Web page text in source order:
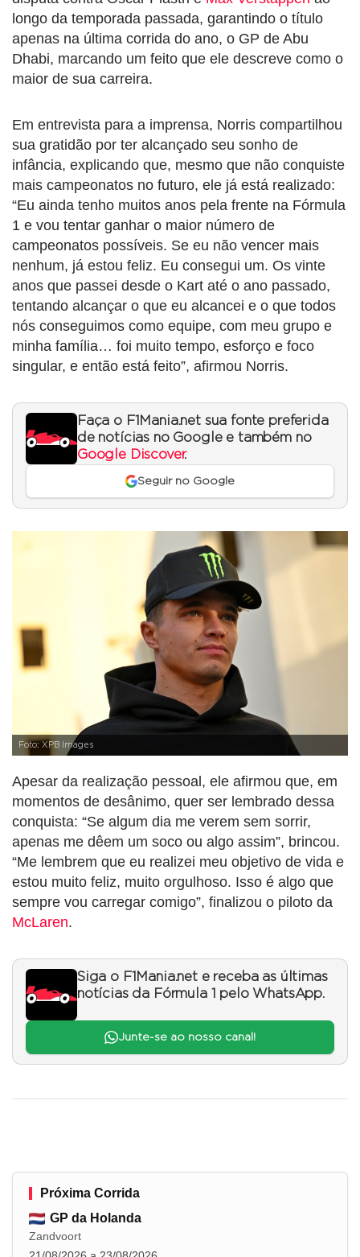
longo da temporada passada, garantindo o título
apenas na última corrida do ano, o GP de Abu
Dhabi, marcando um feito que ele descreve como o
maior de sua carreira.
Em entrevista para a imprensa, Norris compartilhou
sua gratidão por ter alcançado seu sonho de
infância, explicando que, mesmo que não conquiste
mais campeonatos no futuro, ele já está realizado:
“Eu ainda tenho muitos anos pela frente na Fórmula
1 e vou tentar ganhar o maior número de
campeonatos possíveis. Se eu não vencer mais
nenhum, já estou feliz. Eu consegui um. Os vinte
anos que passei desde o Kart até o ano passado,
tentando alcançar o que eu alcancei e o que todos
nós conseguimos como equipe, com meu grupo e
minha família… foi muito tempo, esforço e foco
singular, e então está feito”, afirmou Norris.
Faça o F1Mania.net sua fonte preferida
de notícias no Google e também no
Google Discover.
Seguir no Google
Foto: XPB Images
Apesar da realização pessoal, ele afirmou que, em
momentos de desânimo, quer ser lembrado dessa
conquista: “Se algum dia me verem sem sorrir,
apenas me dêem um soco ou algo assim”, brincou.
“Me lembrem que eu realizei meu objetivo de vida e
estou muito feliz, muito orgulhoso. Isso é algo que
sempre vou carregar comigo”, finalizou o piloto da
McLaren.
Siga o F1Mania.net e receba as últimas
notícias da Fórmula 1 pelo WhatsApp.
Junte-se ao nosso canal!
Próxima Corrida
GP da Holanda
Zandvoort